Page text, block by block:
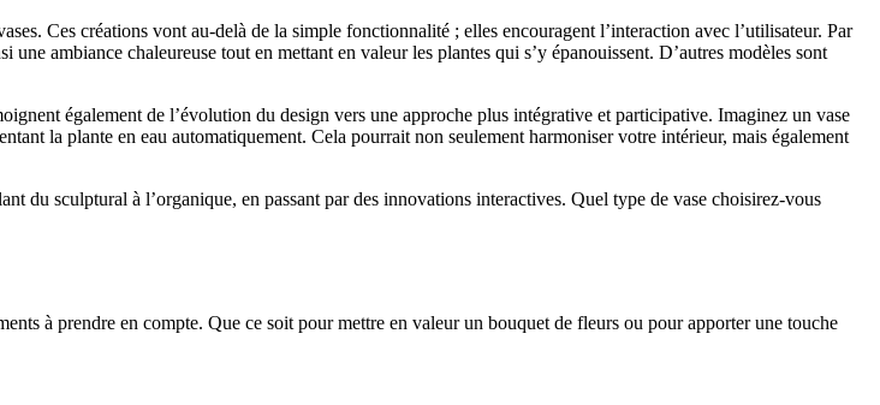
Ces créations vont au-delà de la simple fonctionnalité ; elles encouragent l’interaction avec l’utilisateur. Par
ambiance chaleureuse tout en mettant en valeur les plantes qui s’y épanouissent. D’autres modèles sont
également de l’évolution du design vers une approche plus intégrative et participative. Imaginez un vase
la plante en eau automatiquement. Cela pourrait non seulement harmoniser votre intérieur, mais également
du sculptural à l’organique, en passant par des innovations interactives. Quel type de vase choisirez-vous
à prendre en compte. Que ce soit pour mettre en valeur un bouquet de fleurs ou pour apporter une touche